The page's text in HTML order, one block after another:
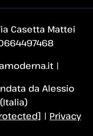
Casetta Mattei
|
da Alessio
| Privacy